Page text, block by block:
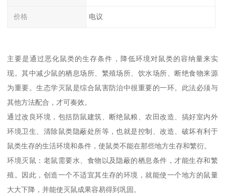
价格 电议
主要是通过恶化鼠类的生存条件，降低环境对鼠类的容纳量来实
现。其中减少鼠的栖息场所、繁殖场所、饮水场所、断绝食物来源
为重要。生态学灭鼠是综合鼠害防治中很重要的一环。此法必须与
其他方法配合，才可奏效。
通过改良环境，包括防鼠建筑、断绝鼠粮、农田改造、搞好室内外
环境卫生、清除鼠类隐蔽处所等，也就是控制、改造、破坏有利于
鼠类生存的生活环境和条件，使鼠类不能在那些地方生存和繁衍。
环境灭鼠：老鼠需要水、食物以及隐蔽的栖息条件，才能生存和繁
殖。因此，创造一个不适宜其生存的环境，就能使一个地方的鼠量
大大下降，并能使灭鼠成果容易得到巩固。